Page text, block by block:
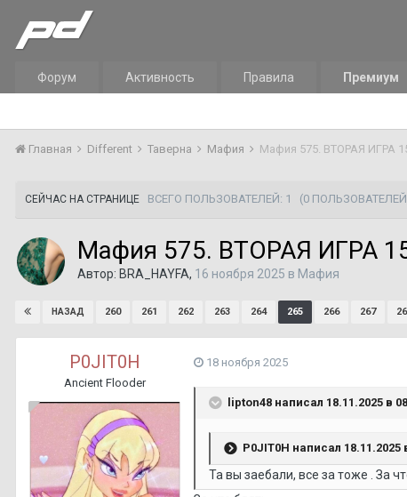
Форум Активность Правила Премиум
Главная Different Таверна Мафия Мафия 575. ВТОРАЯ ИГРА
СЕЙЧАС НА СТРАНИЦЕ ВСЕГО ПОЛЬЗОВАТЕЛЕЙ: 1 (0
Мафия 575. ВТОРАЯ ИГРА
Автор: BRA_HAYFA, 16 ноября 2025 в Мафия
НАЗАД 260 261 262 263 264 265 266 267
P0JIT0H
Ancient Flooder
18 ноября 2025
lipton48 написал 18.11.2025 в
P0JIT0H написал 18.11.2025
Та вы заебали, все за тоже . За